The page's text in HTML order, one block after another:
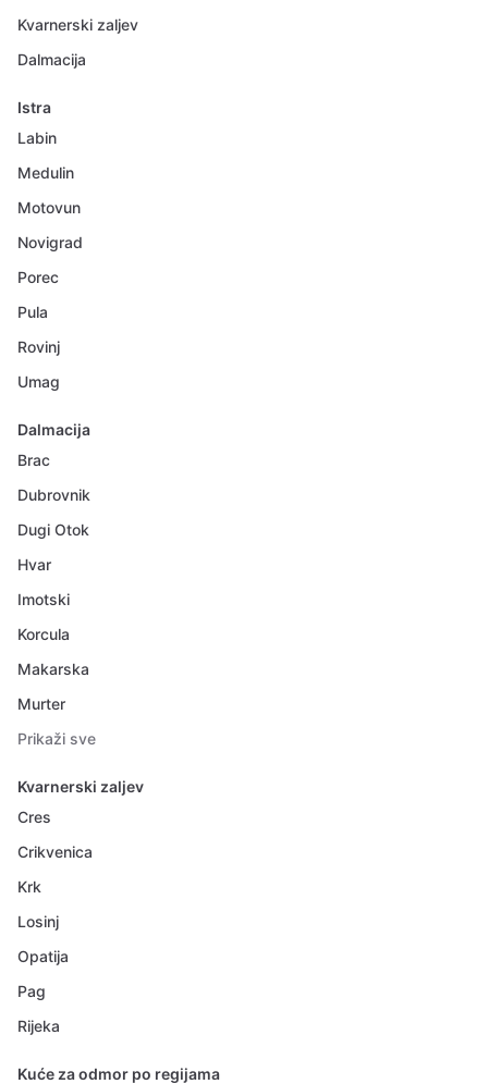
Kvarnerski zaljev
Dalmacija
Istra
Labin
Medulin
Motovun
Novigrad
Porec
Pula
Rovinj
Umag
Dalmacija
Brac
Dubrovnik
Dugi Otok
Hvar
Imotski
Korcula
Makarska
Murter
Prikaži sve
Kvarnerski zaljev
Cres
Crikvenica
Krk
Losinj
Opatija
Pag
Rijeka
Kuće za odmor po regijama